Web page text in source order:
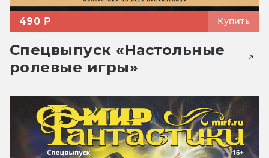
490 ₽ Купить
Спецвыпуск «Настольные
ролевые игры»